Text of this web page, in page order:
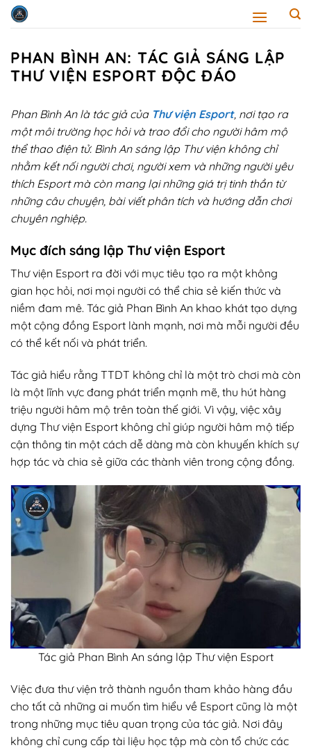
Skip
PHAN BÌNH AN: TÁC GIẢ SÁNG LẬP
THƯ VIỆN ESPORT ĐỘC ĐÁO
Phan Bình An là tác giả của Thư viện Esport, nơi tạo ra
một môi trường học hỏi và trao đổi cho người hâm mộ
thể thao điện tử. Bình An sáng lập Thư viện không chỉ
nhằm kết nối người chơi, người xem và những người yêu
thích Esport mà còn mang lại những giá trị tinh thần từ
những câu chuyện, bài viết phân tích và hướng dẫn chơi
chuyên nghiệp.
Mục đích sáng lập Thư viện Esport
Thư viện Esport ra đời với mục tiêu tạo ra một không
gian học hỏi, nơi mọi người có thể chia sẻ kiến thức và
niềm đam mê. Tác giả Phan Bình An khao khát tạo dựng
một cộng đồng Esport lành mạnh, nơi mà mỗi người đều
có thể kết nối và phát triển.
Tác giả hiểu rằng TTDT không chỉ là một trò chơi mà còn
là một lĩnh vực đang phát triển mạnh mẽ, thu hút hàng
triệu người hâm mộ trên toàn thế giới. Vì vậy, việc xây
dựng Thư viện Esport không chỉ giúp người hâm mộ tiếp
cận thông tin một cách dễ dàng mà còn khuyến khích sự
hợp tác và chia sẻ giữa các thành viên trong cộng đồng.
Tác giả Phan Bình An sáng lập Thư viện Esport
Việc đưa thư viện trở thành nguồn tham khảo hàng đầu
cho tất cả những ai muốn tìm hiểu về Esport cũng là một
trong những mục tiêu quan trọng của tác giả. Nơi đây
không chỉ cung cấp tài liệu học tập mà còn tổ chức các